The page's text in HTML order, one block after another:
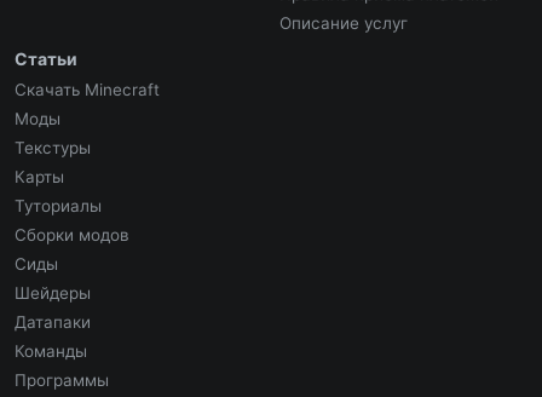
Описание услуг
Статьи
Скачать Minecraft
Моды
Текстуры
Карты
Туториалы
Сборки модов
Сиды
Шейдеры
Датапаки
Команды
Программы